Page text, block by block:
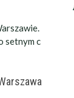
setnym c